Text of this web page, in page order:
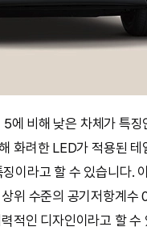
에 비해 낮은 차체가 특징
화려한 LED가 적용된
이라고 할 수 있습니다.
위 수준의 공기저항계수
적인 디자인이라고 할 수